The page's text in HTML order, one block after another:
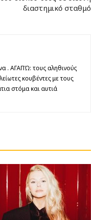
διαστημικό σταθμό
. ΑΓΑΠΏ: τους αληθινούς
κουβέντες με τους
στόμα και αυτιά